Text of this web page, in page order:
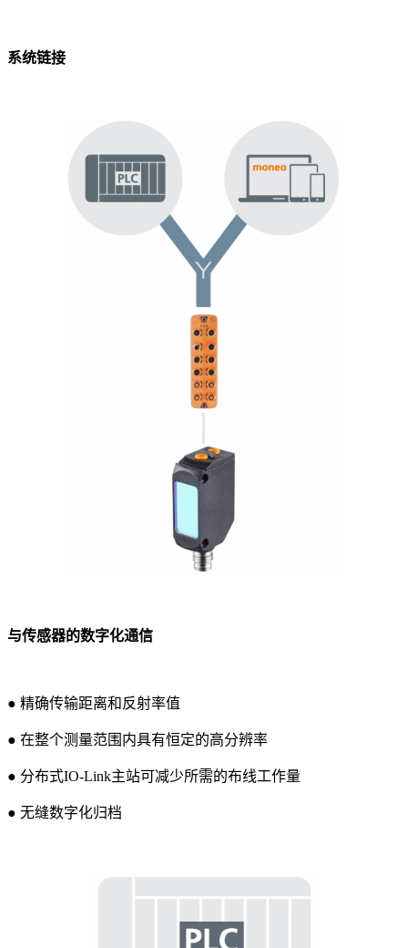
系统链接
与传感器的数字化通信
● 精确传输距离和反射率值
● 在整个测量范围内具有恒定的高分辨率
● 分布式IO-Link主站可减少所需的布线工作量
● 无缝数字化归档